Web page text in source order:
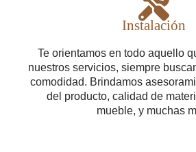
Instalación
Te orientamos en todo aquello
nuestros servicios, siempre
comodidad. Brindamos
del producto, calidad de
mueble, y muchas